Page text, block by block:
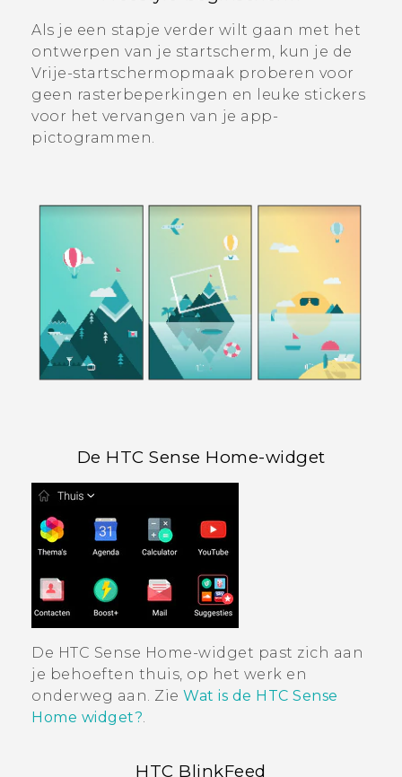
Als je een stapje verder wilt gaan met het
ontwerpen van je startscherm, kun je de
Vrije-startschermopmaak proberen voor
geen rasterbeperkingen en leuke stickers
voor het vervangen van je app-
pictogrammen.
De HTC Sense Home-widget
De HTC Sense Home-widget past zich aan
je behoeften thuis, op het werk en
onderweg aan. Zie Wat is de HTC Sense
Home widget?.
HTC BlinkFeed